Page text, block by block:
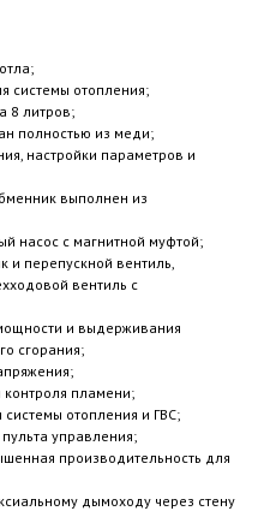
системы отопления;
8 литров;
полностью из меди;
настройки параметров и
выполнен из
насос с магнитной муфтой;
и перепускной вентиль,
вентиль с
и выдерживания
сгорания;
контроля пламени;
отопления и ГВС;
управления;
производительность для
дымоходу через стену